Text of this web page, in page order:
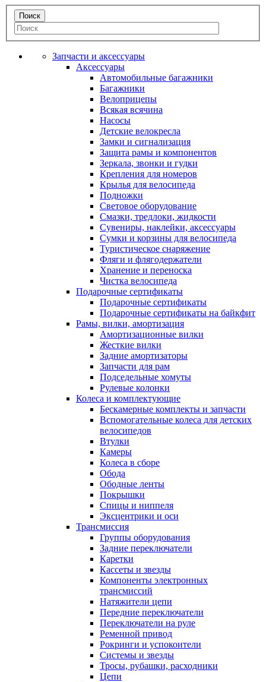
Запчасти и аксессуары
Аксессуары
Автомобильные багажники
Багажники
Велоприцепы
Всякая всячина
Насосы
Детские велокресла
Замки и сигнализация
Защита рамы и компонентов
Зеркала, звонки и гудки
Крепления для номеров
Крылья для велосипеда
Подножки
Световое оборудование
Смазки, тредлоки, жидкости
Сувениры, наклейки, аксессуары
Сумки и корзины для велосипеда
Туристическое снаряжение
Фляги и флягодержатели
Хранение и переноска
Чистка велосипеда
Подарочные сертификаты
Подарочные сертификаты
Подарочные сертификаты на байкфит
Рамы, вилки, амортизация
Амортизационные вилки
Жесткие вилки
Задние амортизаторы
Запчасти для рам
Подседельные хомуты
Рулевые колонки
Колеса и комплектующие
Бескамерные комплекты и запчасти
Вспомогательные колеса для детских
велосипедов
Втулки
Камеры
Колеса в сборе
Обода
Ободные ленты
Покрышки
Спицы и ниппеля
Эксцентрики и оси
Трансмиссия
Группы оборудования
Задние переключатели
Каретки
Кассеты и звезды
Компоненты электронных
трансмиссий
Натяжители цепи
Передние переключатели
Переключатели на руле
Ременной привод
Рокринги и успокоители
Системы и звезды
Тросы, рубашки, расходники
Цепи